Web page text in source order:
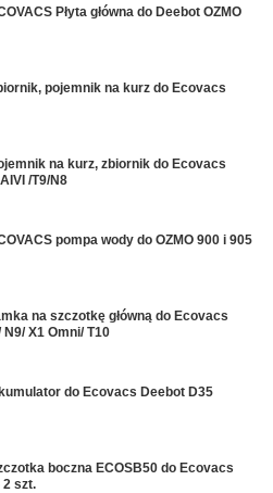
Płyta główna do Deebot OZMO
pojemnik na kurz do Ecovacs
na kurz, zbiornik do Ecovacs
/T9/N8
pompa wody do OZMO 900 i 905
na szczotkę główną do Ecovacs
N9/ X1 Omni/ T10
do Ecovacs Deebot D35
boczna ECOSB50 do Ecovacs
2 szt.